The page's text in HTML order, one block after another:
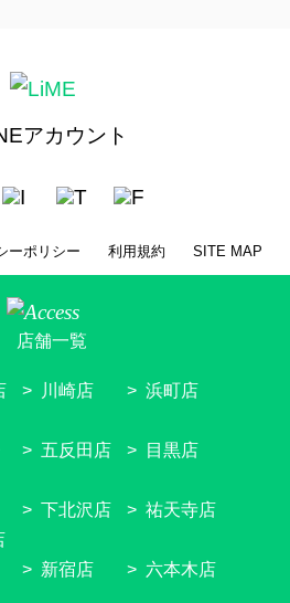
ーポリシー 利用規約 SITE MAP
店舗一覧
川崎店
五反田店
下北沢店
新宿店
浜町店
目黒店
祐天寺店
六本木店